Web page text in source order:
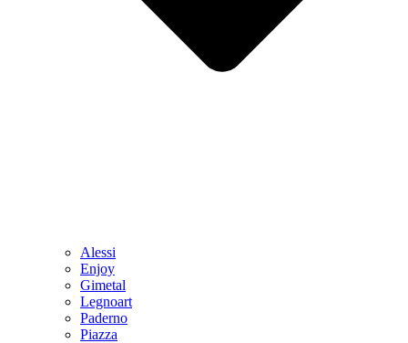
Alessi
Enjoy
Gimetal
Legnoart
Paderno
Piazza